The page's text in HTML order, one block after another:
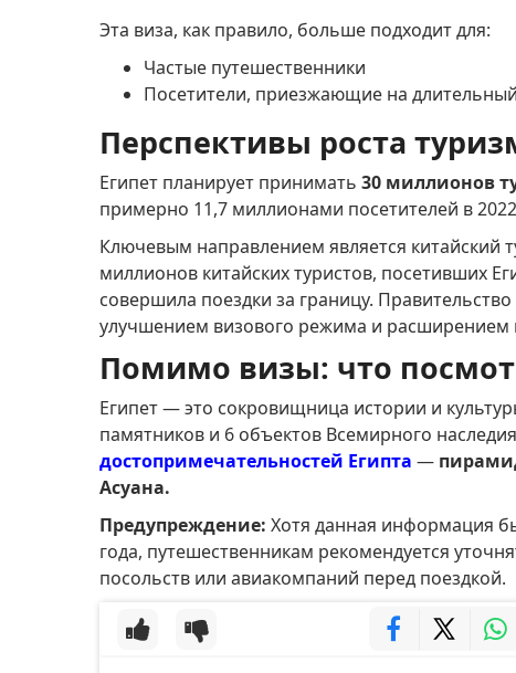
Эта виза, как правило, больше подходит для:
Частые путешественники
Посетители, приезжающие на
Перспективы роста
Египет планирует принимать 30 миллионов
примерно 11,7 миллионами посетителей в 2022
Ключевым направлением является китайский
миллионов китайских туристов, посетивших
совершила поездки за границу.
улучшением визового режима и
Помимо визы: что
Египет — это сокровищница истории и
памятников и 6 объектов Всемирного
достопримечательностей Египта —
Асуана.
Предупреждение: Хотя данная информация
года, путешественникам рекомендуется
посольств или авиакомпаний перед поездкой.